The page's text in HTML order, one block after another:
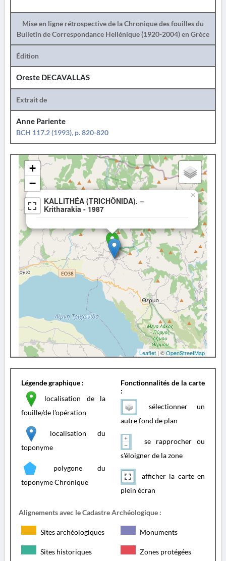
Mise en ligne rétrospective de la Chronique des fouilles du
Bulletin de Correspondance Hellénique (1920-2004) en Grèce
Édition
Oreste DECAVALLAS
Extrait de
Anne Pariente
BCH 117.2 (1993), p. 820-820
KALLITHÉA (TRICHÔNIDA). –
Kritharakia - 1987
×
+
−
Leaflet | ©OpenStreetMap
Légende graphique :
localisation de la
fouille/de l'opération
localisation du
toponyme
polygone du
toponyme Chronique
Fonctionnalités de la carte
:
sélectionner un
autre fond de plan
se rapprocher ou
s'éloigner de la zone
afficher la carte en
plein écran
Alignements avec le Cadastre Archéologique :
Sites archéologiques Monuments
Sites historiques Zones protégées